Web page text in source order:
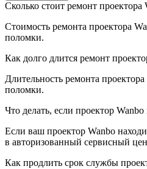
Сколько стоит ремонт проектора
Стоимость ремонта проектора
поломки.
Как долго длится ремонт
Длительность ремонта
поломки.
Что делать, если проектор
Если ваш проектор Wanbo
в авторизованный сервисный
Как продлить срок службы